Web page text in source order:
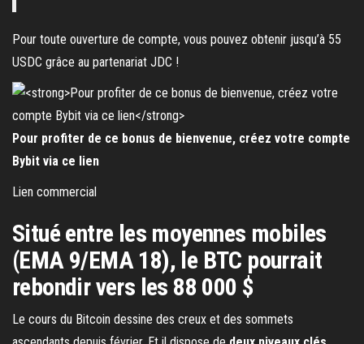
Pour toute ouverture de compte, vous pouvez obtenir jusqu’à 55
USDC grâce au partenariat JDC !
Pour profiter de ce bonus de bienvenue, créez votre compte
Bybit via ce lien
Lien commercial
Situé entre les moyennes mobiles
(EMA 9/EMA 18), le BTC pourrait
rebondir vers les 88 000 $
Le cours du Bitcoin dessine des creux et des sommets